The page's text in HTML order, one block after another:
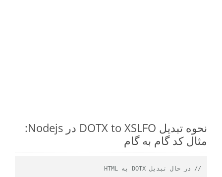
نحوه تبدیل DOTX to XSLFO در Nodejs:
مثال کد گام به گام
// در حال تبدیل DOTX به HTML